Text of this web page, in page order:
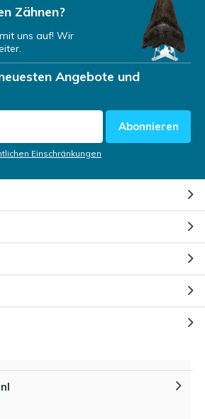
Durch Niels Cox
Wo lebte der Megalodon?
DurchNiels Cox
Existenz des Megalodons?
Megalodons?
Wie ist der Megalodon
Zähnen?
uns auf! Wir
Angebote und
Abonnieren
Einschränkungen